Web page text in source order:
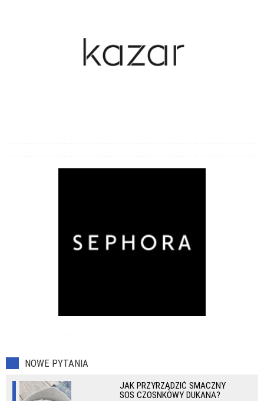
NOWE PYTANIA
JAK PRZYRZĄDZIĆ SMACZNY
SOS CZOSNKOWY DUKANA?